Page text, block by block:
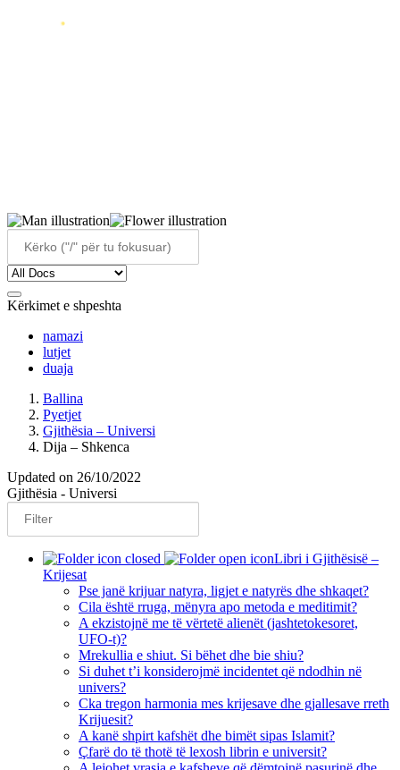
Kërkimet e shpeshta
namazi
lutjet
duaja
Ballina
Pyetjet
Gjithësia – Universi
Dija – Shkenca
Updated on 26/10/2022
Gjithësia - Universi
Libri i Gjithësisë –
Krijesat
Pse janë krijuar natyra, ligjet e natyrës dhe shkaqet?
Cila është rruga, mënyra apo metoda e meditimit?
A ekzistojnë me të vërtetë alienët (jashtetokesoret,
UFO-t)?
Mrekullia e shiut. Si bëhet dhe bie shiu?
Si duhet t’i konsiderojmë incidentet që ndodhin në
univers?
Cka tregon harmonia mes krijesave dhe gjallesave rreth
Krijuesit?
A kanë shpirt kafshët dhe bimët sipas Islamit?
Çfarë do të thotë të lexosh librin e universit?